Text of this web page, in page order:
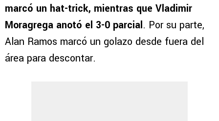
marcó un hat-trick, mientras que Vladimir
Moragrega anotó el 3-0 parcial. Por su parte,
Alan Ramos marcó un golazo desde fuera del
área para descontar.